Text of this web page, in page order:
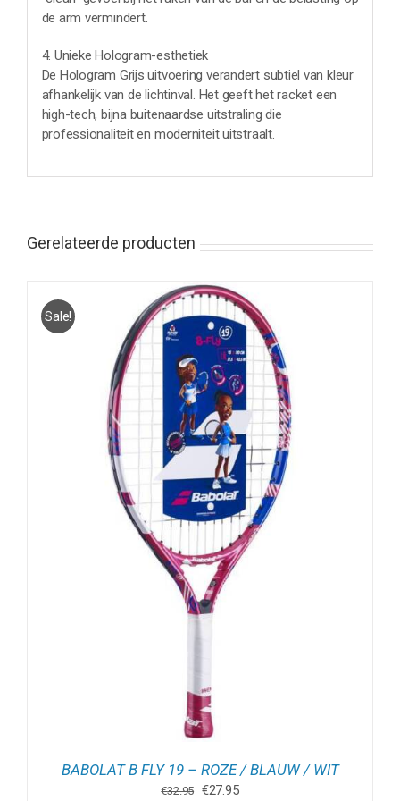
de arm vermindert.
4. Unieke Hologram-esthetiek
De Hologram Grijs uitvoering verandert subtiel van kleur
afhankelijk van de lichtinval. Het geeft het racket een
high-tech, bijna buitenaardse uitstraling die
professionaliteit en moderniteit uitstraalt.
Gerelateerde producten
Sale!
BABOLAT B FLY 19 – ROZE / BLAUW / WIT
€32.95 Oorspronkelijke
€27.95Huidige